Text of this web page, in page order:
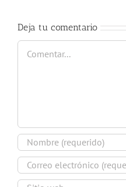
Deja tu comentario
Comentar